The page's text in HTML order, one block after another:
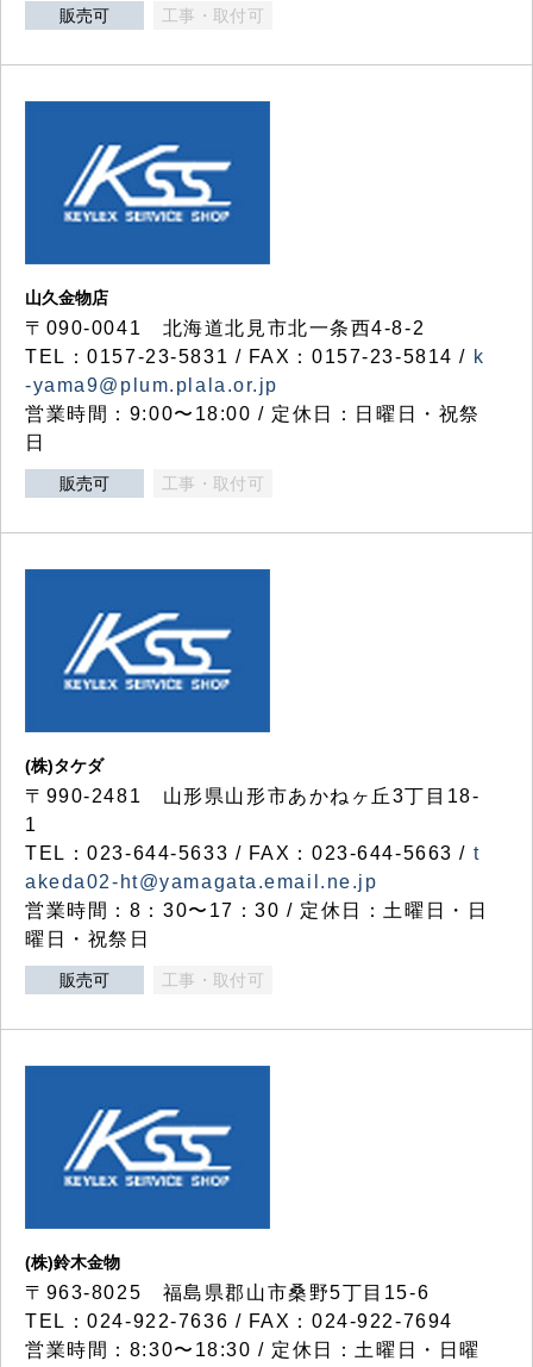
販売可 工事・取付可
山久金物店
〒090-0041 北海道北見市北一条西4-8-2
TEL：0157-23-5831 / FAX：0157-23-5814 / k
-yama9@plum.plala.or.jp
営業時間：9:00〜18:00 / 定休日：日曜日・祝祭
日
販売可 工事・取付可
(株)タケダ
〒990-2481 山形県山形市あかねヶ丘3丁目18-
1
TEL：023-644-5633 / FAX：023-644-5663 / t
akeda02-ht@yamagata.email.ne.jp
営業時間：8：30〜17：30 / 定休日：土曜日・日
曜日・祝祭日
販売可 工事・取付可
(株)鈴木金物
〒963-8025 福島県郡山市桑野5丁目15-6
TEL：024-922-7636 / FAX：024-922-7694
営業時間：8:30〜18:30 / 定休日：土曜日・日曜